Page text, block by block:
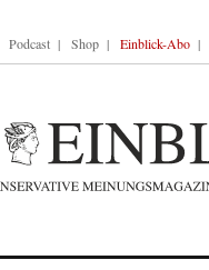
Podcast Shop Einblick-Abo